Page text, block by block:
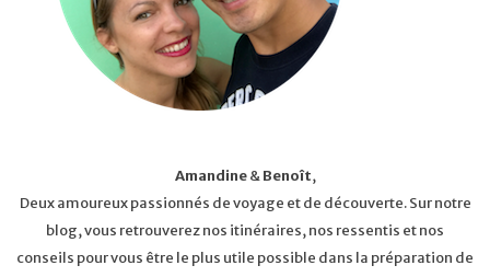
Amandine&Benoît,
Deux amoureux passionnés de voyage et de découverte. Sur notre
blog, vous retrouverez nos itinéraires, nos ressentis et nos
conseils pour vous être le plus utile possible dans la préparation de